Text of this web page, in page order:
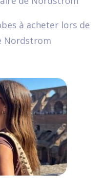
à acheter lors de
Nordstrom